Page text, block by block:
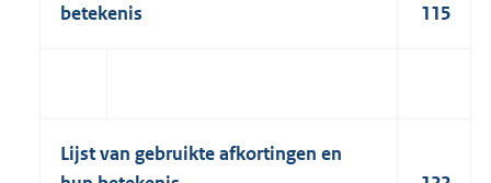
betekenis
115
Lijst van gebruikte afkortingen en